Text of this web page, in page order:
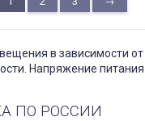
в зависимости от
Напряжение питания
ПО РОССИИ